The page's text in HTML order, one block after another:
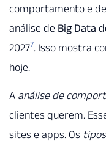
comportamento e
análise de Big Data
20277. Isso mostra
hoje.
A análise de
clientes querem.
sites e apps. Os